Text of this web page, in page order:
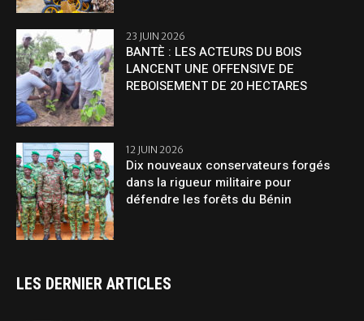
23 JUIN 2026
BANTÈ : LES ACTEURS DU BOIS
LANCENT UNE OFFENSIVE DE
REBOISEMENT DE 20 HECTARES
12 JUIN 2026
Dix nouveaux conservateurs forgés
dans la rigueur militaire pour
défendre les forêts du Bénin
LES DERNIER ARTICLES